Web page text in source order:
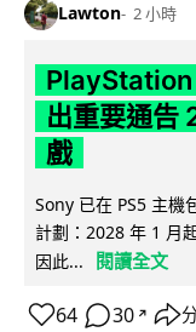
Lawton 2 小時
PlayStation
出重要通告
戲
Sony 已在 PS5 主機
計劃：2028 年 1 月
因此...
閱讀全文
64 30 ↗